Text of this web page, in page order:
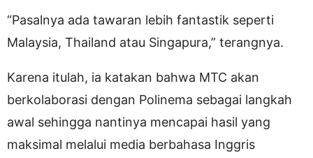
“Pasalnya ada tawaran lebih fantastik seperti
Malaysia, Thailand atau Singapura,” terangnya.
Karena itulah, ia katakan bahwa MTC akan
berkolaborasi dengan Polinema sebagai langkah
awal sehingga nantinya mencapai hasil yang
maksimal melalui media berbahasa Inggris